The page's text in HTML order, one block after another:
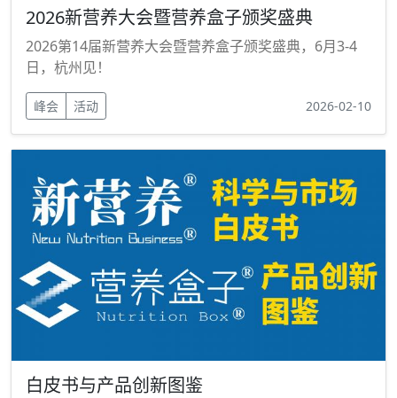
2026新营养大会暨营养盒子颁奖盛典
2026第14届新营养大会暨营养盒子颁奖盛典，6月3-4
日，杭州见！
峰会 活动 2026-02-10
白皮书与产品创新图鉴